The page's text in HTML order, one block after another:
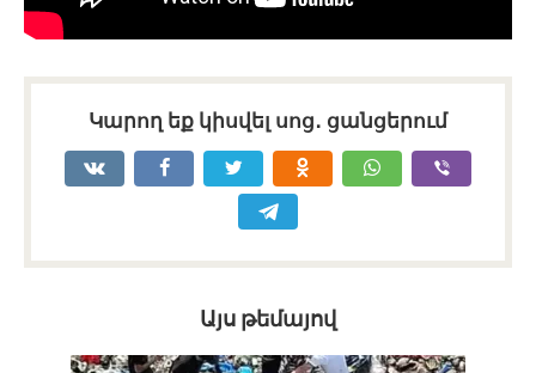
Կարող եք կիսվել սոց․ ցանցերում
Այս թեմայով